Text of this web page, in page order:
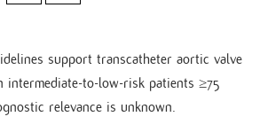
support transcatheter aortic valve
intermediate-to-low-risk patients ≥75
relevance is unknown.